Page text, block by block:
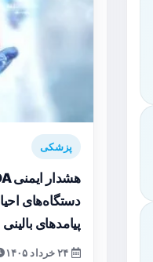
پزشکی
پیامدهای بالینی